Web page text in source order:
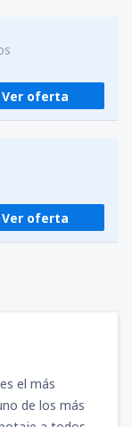
Ver oferta
Ver oferta
el más
de los más